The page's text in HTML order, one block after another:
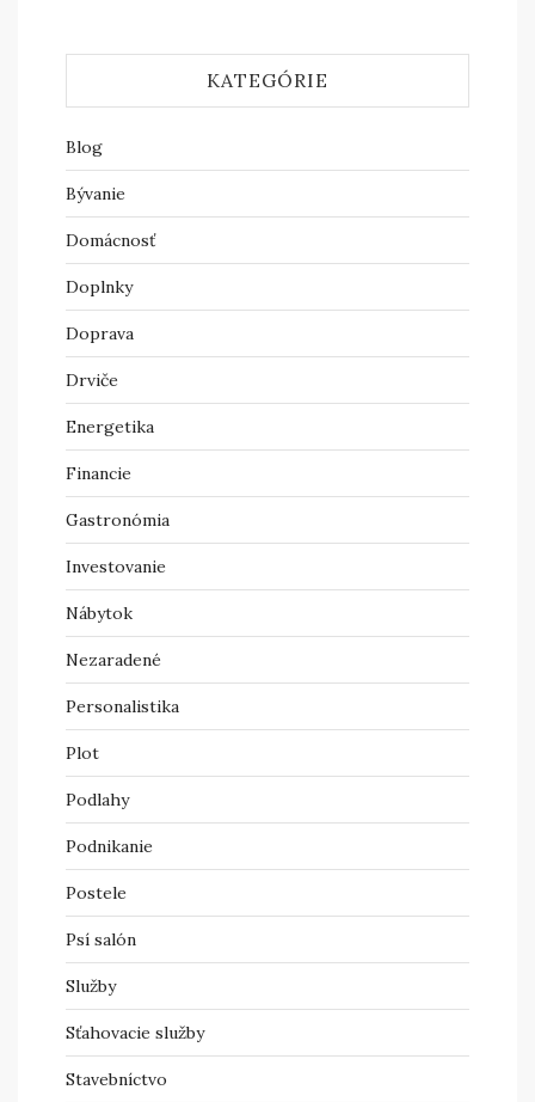
KATEGÓRIE
Blog
Bývanie
Domácnosť
Doplnky
Doprava
Drviče
Energetika
Financie
Gastronómia
Investovanie
Nábytok
Nezaradené
Personalistika
Plot
Podlahy
Podnikanie
Postele
Psí salón
Služby
Sťahovacie služby
Stavebníctvo